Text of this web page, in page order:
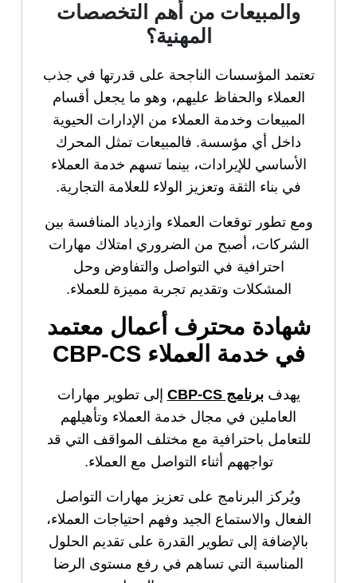
والمبيعات من أهم التخصصات
المهنية؟
تعتمد المؤسسات الناجحة على قدرتها في جذب
العملاء والحفاظ عليهم، وهو ما يجعل أقسام
المبيعات وخدمة العملاء من الإدارات الحيوية
داخل أي مؤسسة. فالمبيعات تمثل المحرك
الأساسي للإيرادات، بينما تسهم خدمة العملاء
في بناء الثقة وتعزيز الولاء للعلامة التجارية.
ومع تطور توقعات العملاء وازدياد المنافسة بين
الشركات، أصبح من الضروري امتلاك مهارات
احترافية في التواصل والتفاوض وحل
المشكلات وتقديم تجربة مميزة للعملاء.
شهادة محترف أعمال معتمد
في خدمة العملاء CBP-CS
يهدفبرنامج CBP-CS
إلى تطوير مهارات
العاملين في مجال خدمة العملاء وتأهيلهم
للتعامل باحترافية مع مختلف المواقف التي قد
تواجههم أثناء التواصل مع العملاء.
ويُركز البرنامج على تعزيز مهارات التواصل
الفعال والاستماع الجيد وفهم احتياجات العملاء،
بالإضافة إلى تطوير القدرة على تقديم الحلول
المناسبة التي تساهم في رفع مستوى الرضا